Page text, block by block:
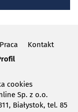
Praca
Kontakt
cookies
Sp. z o.o.
Białystok, tel. 85